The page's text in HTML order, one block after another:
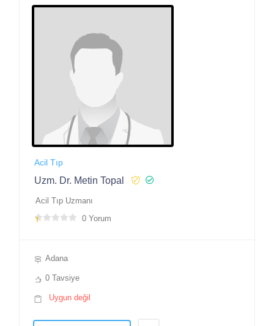
Acil Tıp
Uzm. Dr. Metin Topal
Acil Tıp Uzmanı
0 Yorum
Adana
0 Tavsiye
Uygun değil